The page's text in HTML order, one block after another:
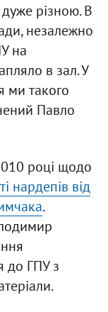
різною. В
незалежно
на
в зал. У
ми такого
Павло
році щодо
нардепів від
.
до ГПУ з